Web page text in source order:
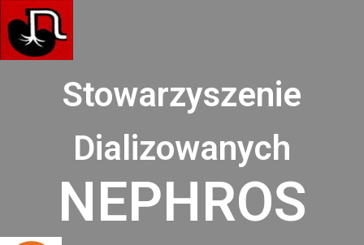
Przejdź
do
treści
Stowarzyszenie
Dializowanych
NEPHROS